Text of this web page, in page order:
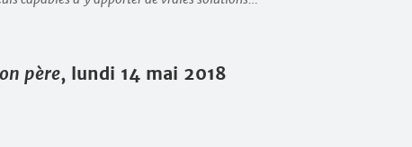
père, lundi 14 mai 2018